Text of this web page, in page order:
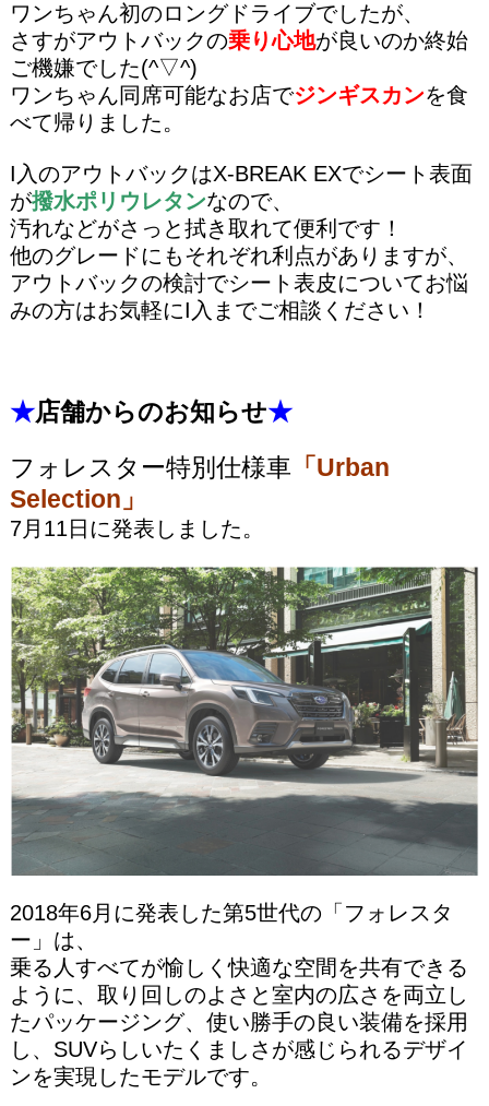
ワンちゃん初のロングドライブでしたが、
さすがアウトバックの乗り心地が良いのか終始
ご機嫌でした(^▽^)
ワンちゃん同席可能なお店でジンギスカンを食
べて帰りました。
I入のアウトバックはX-BREAK EXでシート表面
が撥水ポリウレタンなので、
汚れなどがさっと拭き取れて便利です！
他のグレードにもそれぞれ利点がありますが、
アウトバックの検討でシート表皮についてお悩
みの方はお気軽にI入までご相談ください！
★店舗からのお知らせ★
フォレスター特別仕様車 「Urban
Selection」
7月11日に発表しました。
2018年6月に発表した第5世代の「フォレスタ
ー」は、
乗る人すべてが愉しく快適な空間を共有できる
ように、 取り回しのよさと室内の広さを両立し
たパッケージング、 使い勝手の良い装備を採用
し、 SUVらしいたくましさが感じられるデザイ
ンを実現したモデルです。